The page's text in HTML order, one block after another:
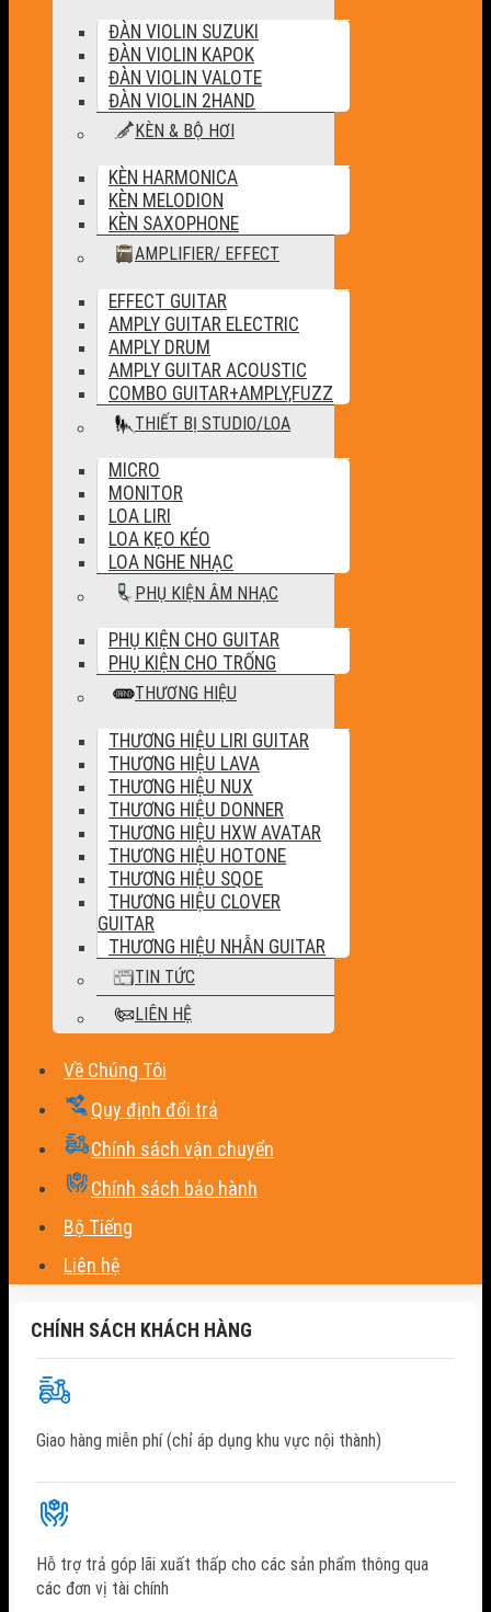
ĐÀN VIOLIN SUZUKI
ĐÀN VIOLIN KAPOK
ĐÀN VIOLIN VALOTE
ĐÀN VIOLIN 2HAND
KÈN & BỘ HƠI
KÈN HARMONICA
KÈN MELODION
KÈN SAXOPHONE
AMPLIFIER/ EFFECT
EFFECT GUITAR
AMPLY GUITAR ELECTRIC
AMPLY DRUM
AMPLY GUITAR ACOUSTIC
COMBO GUITAR+AMPLY,FUZZ
THIẾT BỊ STUDIO/LOA
MICRO
MONITOR
LOA LIRI
LOA KẸO KÉO
LOA NGHE NHẠC
PHỤ KIỆN ÂM NHẠC
PHỤ KIỆN CHO GUITAR
PHỤ KIỆN CHO TRỐNG
THƯƠNG HIỆU
THƯƠNG HIỆU LIRI GUITAR
THƯƠNG HIỆU LAVA
THƯƠNG HIỆU NUX
THƯƠNG HIỆU DONNER
THƯƠNG HIỆU HXW AVATAR
THƯƠNG HIỆU HOTONE
THƯƠNG HIỆU SQOE
THƯƠNG HIỆU CLOVER
GUITAR
THƯƠNG HIỆU NHẪN GUITAR
TIN TỨC
LIÊN HỆ
Về Chúng Tôi
Quy định đổi trả
Chính sách vận chuyển
Chính sách bảo hành
Bộ Tiếng
Liên hệ
CHÍNH SÁCH KHÁCH HÀNG
Giao hàng miễn phí (chỉ áp dụng khu vực nội thành)
Hỗ trợ trả góp lãi xuất thấp cho các sản phẩm thông qua
các đơn vị tài chính